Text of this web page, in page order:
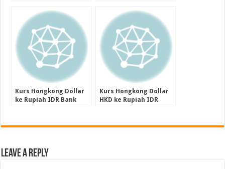
Kurs Hongkong Dollar
ke Rupiah IDR Bank
Kurs Hongkong Dollar
HKD ke Rupiah IDR
Leave a Reply